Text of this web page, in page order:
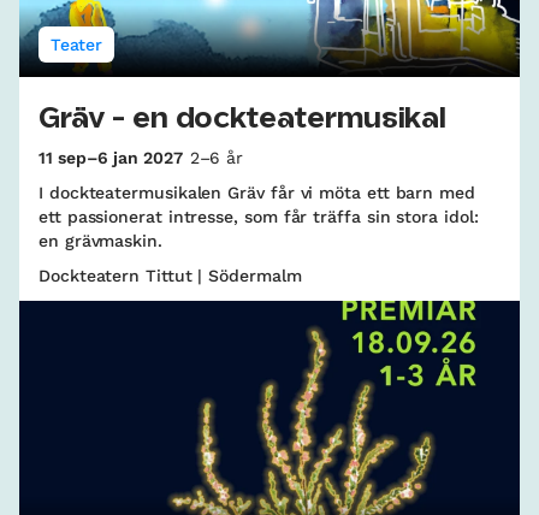
Teater
Gräv - en dockteatermusikal
11 sep–6 jan 2027 2–6 år
I dockteatermusikalen Gräv får vi möta ett barn med
ett passionerat intresse, som får träffa sin stora idol:
en grävmaskin.
Dockteatern Tittut | Södermalm